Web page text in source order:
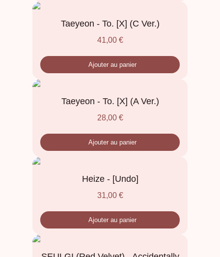
Taeyeon - To. [X] (C Ver.)
41,00 €
Ajouter au panier
Taeyeon - To. [X] (A Ver.)
28,00 €
Ajouter au panier
Heize - [Undo]
31,00 €
Ajouter au panier